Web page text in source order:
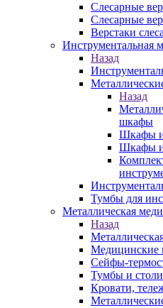
Слесарные
Слесарные
Верстаки
Инструментальная
Назад
Назад
шкафы
Шкафы
Шкафы
Тумбы для
Металлическая
Назад
Медицинские
Сейфы-
Тумбы и
Кровати,